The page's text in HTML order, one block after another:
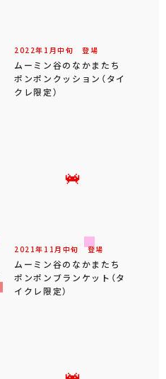
2022年 1 月中旬 登場
ムーミン谷のなかまたち
ポンポンクッション（タイ
クレ限定）
2021年 11 月 中旬 登場
ムーミン谷のなかまたち
ポンポンブランケット（タ
イクレ限定）